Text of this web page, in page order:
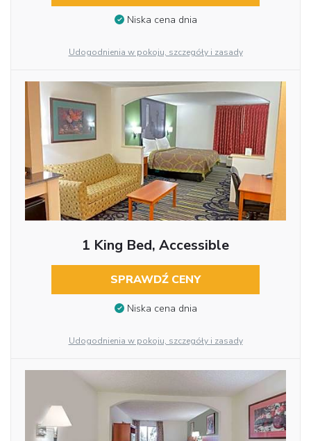
Niska cena dnia
Udogodnienia w pokoju, szczegóły i zasady
1 King Bed, Accessible
SPRAWDŹ CENY
Niska cena dnia
Udogodnienia w pokoju, szczegóły i zasady